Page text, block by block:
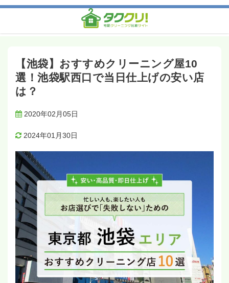
【池袋】おすすめクリーニング屋10
選！池袋駅西口で当日仕上げの安い店
は？
2020年02月05日
2024年01月30日